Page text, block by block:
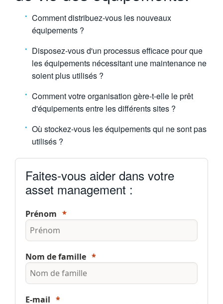
Comment distribuez-vous les nouveaux
équipements ?
Disposez-vous d'un processus efficace pour que
les équipements nécessitant une maintenance ne
soient plus utilisés ?
Comment votre organisation gère-t-elle le prêt
d'équipements entre les différents sites ?
Où stockez-vous les équipements qui ne sont pas
utilisés ?
Faites-vous aider dans votre
asset management :
Prénom
Nom de famille
E-mail